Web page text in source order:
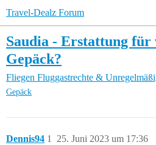
Travel-Dealz Forum
Saudia - Erstattung für
Gepäck?
Fliegen Fluggastrechte &
Gepäck
Dennis94 25. Juni 2023 um 17:36
1